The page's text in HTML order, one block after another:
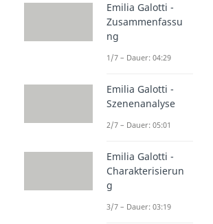
Emilia Galotti -
Zusammenfassu
ng
1/7 – Dauer: 04:29
Emilia Galotti -
Szenenanalyse
2/7 – Dauer: 05:01
Emilia Galotti -
Charakterisierun
g
3/7 – Dauer: 03:19